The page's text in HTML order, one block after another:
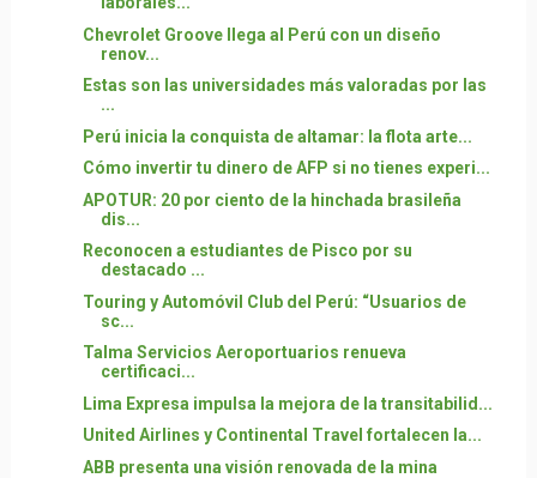
Chevrolet Groove llega al Perú con un diseño
renov...
Estas son las universidades más valoradas por las
...
Perú inicia la conquista de altamar: la flota arte...
Cómo invertir tu dinero de AFP si no tienes experi...
APOTUR: 20 por ciento de la hinchada brasileña
dis...
Reconocen a estudiantes de Pisco por su
destacado ...
Touring y Automóvil Club del Perú: “Usuarios de
sc...
Talma Servicios Aeroportuarios renueva
certificaci...
Lima Expresa impulsa la mejora de la transitabilid...
United Airlines y Continental Travel fortalecen la...
ABB presenta una visión renovada de la mina